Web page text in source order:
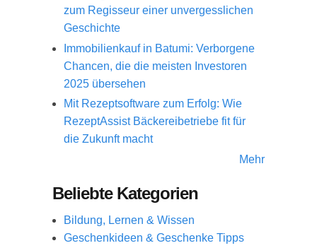
zum Regisseur einer unvergesslichen
Geschichte
Immobilienkauf in Batumi: Verborgene
Chancen, die die meisten Investoren
2025 übersehen
Mit Rezeptsoftware zum Erfolg: Wie
RezeptAssist Bäckereibetriebe fit für
die Zukunft macht
Mehr
Beliebte Kategorien
Bildung, Lernen & Wissen
Geschenkideen & Geschenke Tipps